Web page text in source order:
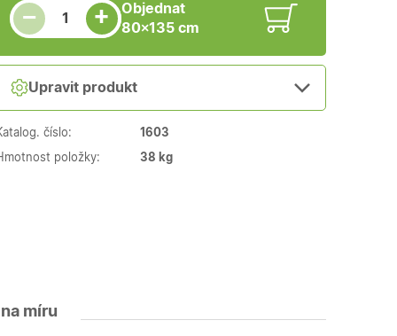
−
Snížit množství
Počet kusů +
Zvýšit množství
Objednat
80×135 cm
Upravit produkt
číslo: 1603
položky: 38 kg
míru